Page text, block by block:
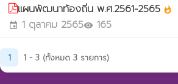
แผนพัฒนาท้องถิ่น พ.ศ.2561-2565 whatshot
event 1 ตุลาคม 2565visibility 165
1 1 - 3 (ทั้งหมด 3 รายการ)